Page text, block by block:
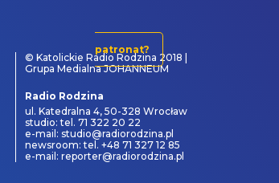
patronat?
© Katolickie Radio Rodzina 2018 |
Grupa Medialna JOHANNEUM
Radio Rodzina
ul. Katedralna 4, 50-328 Wrocław
studio: tel. 71 322 20 22
e-mail: studio@radiorodzina.pl
newsroom: tel. +48 71 327 12 85
e-mail: reporter@radiorodzina.pl